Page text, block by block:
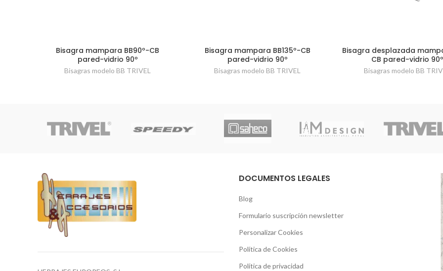
Bisagra mampara BB90º-CB
pared-vidrio 90º
Bisagras modelo BB TRIVEL
Bisagra mampara BB135º-CB
pared-vidrio 90º
Bisagras modelo BB TRIVEL
Bisagra desplazada
CB pared-vidrio 90º
Bisagras modelo BB
DOCUMENTOS LEGALES
Blog
Formulario suscripción newsletter
Personalizar Cookies
Política de Cookies
Política de privacidad